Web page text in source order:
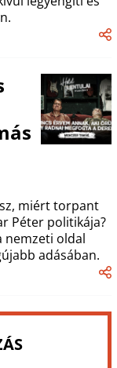
miért torpant
Péter politikája?
nemzeti oldal
adásában.